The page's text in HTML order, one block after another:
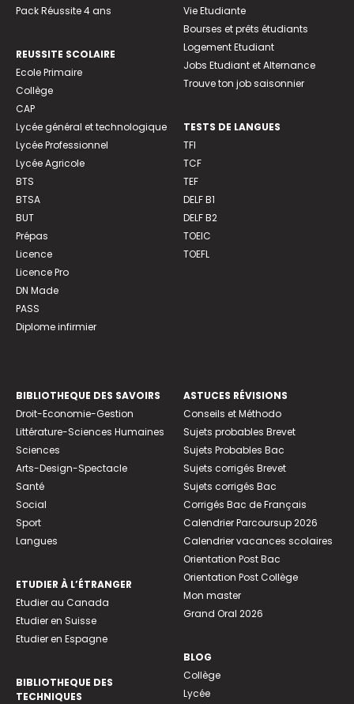
Pack Réussite 4 ans
REUSSITE SCOLAIRE
Ecole Primaire
Collège
CAP
Lycée général et technologique
Lycée Professionnel
Lycée Agricole
BTS
BTSA
BUT
Prépas
Licence
Licence Pro
DN Made
PASS
Diplome infirmier
Vie Etudiante
Bourses et prêts étudiants
Logement Etudiant
Jobs Etudiant et Alternance
Trouve ton job saisonnier
TESTS DE LANGUES
TFI
TCF
TEF
DELF B1
DELF B2
TOEIC
TOEFL
BIBLIOTHEQUE DES SAVOIRS
Droit-Economie-Gestion
Littérature-Sciences Humaines
Sciences
Arts-Design-Spectacle
Santé
Social
Sport
Langues
ETUDIER À L’ÉTRANGER
Etudier au Canada
Etudier en Suisse
Etudier en Espagne
BIBLIOTHEQUE DES
TECHNIQUES
ASTUCES RÉVISIONS
Conseils et Méthodo
Sujets probables Brevet
Sujets Probables Bac
Sujets corrigés Brevet
Sujets corrigés Bac
Corrigés Bac de Français
Calendrier Parcoursup 2026
Calendrier vacances scolaires
Orientation Post Bac
Orientation Post Collège
Mon master
Grand Oral 2026
BLOG
Collège
Lycée